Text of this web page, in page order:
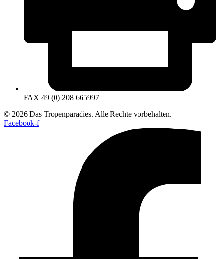
FAX 49 (0) 208 665997
© 2026 Das Tropenparadies. Alle Rechte vorbehalten.
Facebook-f